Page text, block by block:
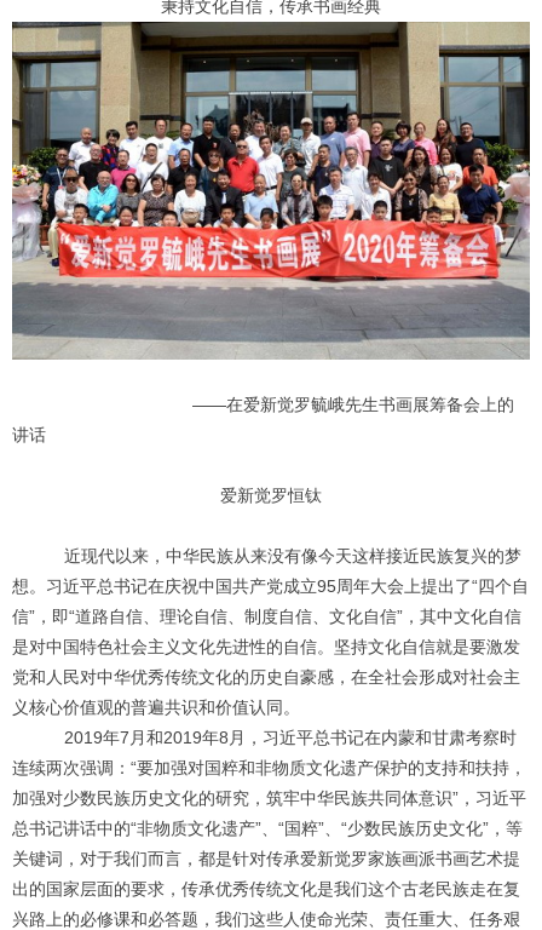
秉持文化自信，传承书画经典
——在爱新觉罗毓峨先生书画展筹备会上的
讲话
爱新觉罗恒钛
近现代以来，中华民族从来没有像今天这样接近民族复兴的梦
想。习近平总书记在庆祝中国共产党成立95周年大会上提出了“四个自
信”，即“道路自信、理论自信、制度自信、文化自信”，其中文化自信
是对中国特色社会主义文化先进性的自信。坚持文化自信就是要激发
党和人民对中华优秀传统文化的历史自豪感，在全社会形成对社会主
义核心价值观的普遍共识和价值认同。
2019年7月和2019年8月，习近平总书记在内蒙和甘肃考察时
连续两次强调：“要加强对国粹和非物质文化遗产保护的支持和扶持，
加强对少数民族历史文化的研究，筑牢中华民族共同体意识”，习近平
总书记讲话中的“非物质文化遗产”、“国粹”、“少数民族历史文化”，等
关键词，对于我们而言，都是针对传承爱新觉罗家族画派书画艺术提
出的国家层面的要求，传承优秀传统文化是我们这个古老民族走在复
兴路上的必修课和必答题，我们这些人使命光荣、责任重大、任务艰